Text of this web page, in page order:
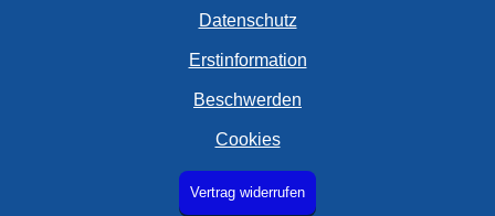
Datenschutz
Erstinformation
Beschwerden
Cookies
Vertrag widerrufen